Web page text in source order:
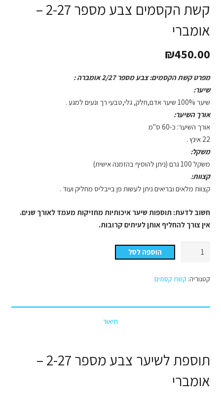
קשת הקסמים צבע מספר 2-27 –
אומברי
₪450.00
מפרט קשת הקסמים: צבע מספר 2/27 אומברה :
שיער:
שיער 100% שיער אדם,חלק, גלי,טבעי רך ונעים למגע .
אורך השיער:
אורך השיער: כ-60 ס"מ
22 אינץ .
משקל:
משקל 100 גרם (ניתן להוסיף בהזמנה אישית)
קצוות:
קצוות מלאים ובריאים ניתן לעשות פן בייבליס מחליק ועוד .
חשוב לדעת: תוספות שיער איכותיות מחזיקות מעמד לאורך שנים.
אין צורך להחליף אותן לעיתים קרובות.
כמות
הקסמים
מספר
אומברי
הוספה לסל
קטגוריה: קשת קסמים
תיאור
תוספת לשיער צבע מספר 2-27 –
אומברי